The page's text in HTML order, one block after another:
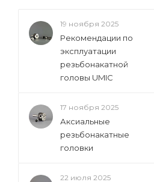
19 ноября 2025
Рекомендации по
эксплуатации
резьбонакатной
головы UMIC
17 ноября 2025
Аксиальные
резьбонакатные
головки
22 июля 2025